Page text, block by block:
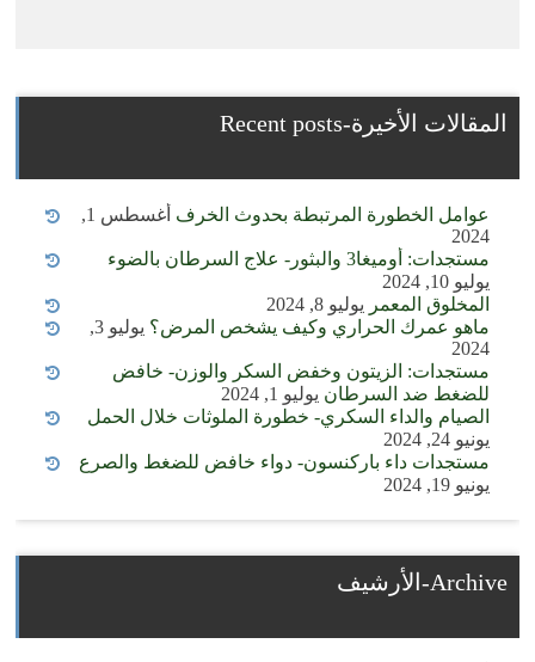
المقالات الأخيرة-Recent posts
عوامل الخطورة المرتبطة بحدوث الخرف
أغسطس 1,
2024
مستجدات: أوميغا3 والبثور- علاج السرطان بالضوء
يوليو 10, 2024
المخلوق المعمر يوليو 8, 2024
ماهو عمرك الحراري وكيف يشخص المرض؟
يوليو 3,
2024
مستجدات: الزيتون وخفض السكر والوزن- خافض
للضغط ضد السرطان يوليو 1, 2024
الصيام والداء السكري- خطورة الملوثات خلال الحمل
يونيو 24, 2024
مستجدات داء باركنسون- دواء خافض للضغط والصرع
يونيو 19, 2024
Archive-الأرشيف